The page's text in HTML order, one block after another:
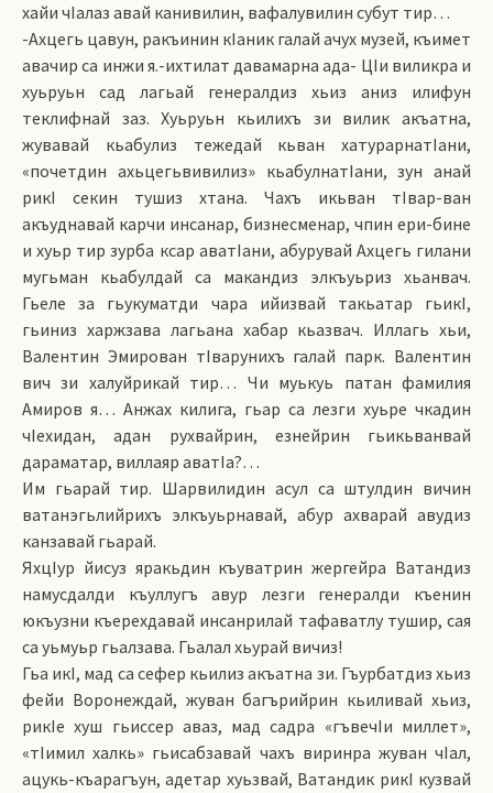
хайи чIалаз авай канивилин, вафалувилин субут тир…
-Ахцегь цавун, ракъинин кIаник галай ачух музей, къимет
авачир са инжи я.-ихтилат давамарна ада- ЦIи виликра и
хуьруьн сад лагьай генералдиз хьиз аниз илифун
теклифнай заз. Хуьруьн кьилихъ зи вилик акъатна,
жувавай кьабулиз тежедай кьван хатурарнатIани,
«почетдин ахьцегьвивилиз» кьабулнатIани, зун анай
рикI секин тушиз хтана. Чахъ икьван тIвар-ван
акъуднавай карчи инсанар, бизнесменар, чпин ери-бине
и хуьр тир зурба ксар аватIани, абурувай Ахцегь гилани
мугьман кьабулдай са макандиз элкъуьриз хьанвач.
Гьеле за гьукуматди чара ийизвай та­кьа­тар гьикI,
гьиниз харжзава лагьана хабар кьазвач. Иллагь хьи,
Валентин Эмирован тIварунихъ галай парк. Валентин
вич зи халуйрикай тир… Чи муькуь патан фамилия
Амиров я… Анжах килига, гьар са лезги хуьре чкадин
чIехидан, адан рухвайрин, езнейрин гьикьванвай
дараматар, виллаяр аватIа?…
Им гьарай тир. Шарвилидин асул са штулдин вичин
ватанэгьлийрихъ элкъуьрнавай, абур ахварай авудиз
канзавай гьарай.
ЯхцIур йисуз яракьдин къуватрин жергейра Ватандиз
намусдалди къуллугъ авур лезги генералди къенин
юкъузни къерехдавай инсанрилай тафаватлу тушир, сая
са уьмуьр гьалзава. Гьалал хьурай вичиз!
Гьа икI, мад са сефер кьилиз акъатна зи. Гъурбатдиз хьиз
фейи Воронеждай, жуван багърийрин кьиливай хьиз,
рикIе хуш гьиссер аваз, мад садра «гъвечIи миллет»,
«тIимил халкь» гьисабзавай чахъ виринра жуван чIал,
ацукь-къарагъун, адетар хуьзвай, Ватандик рикI кузвай